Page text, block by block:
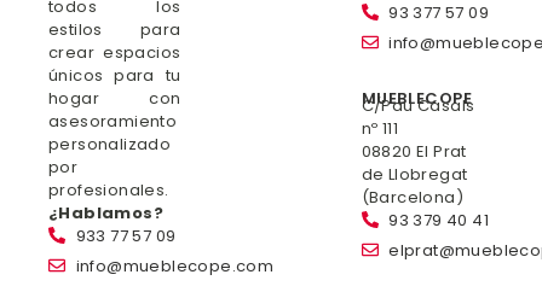
todos los
estilos para
crear espacios
únicos para tu
hogar con
asesoramiento
personalizado
por
profesionales.
¿Hablamos?
933 77 57 09
info@mueblecope.com
93 377 57 09
MUEBLECOPE
C/Pau Casals
nº 111
08820 El Prat
de Llobregat
(Barcelona)
93 379 40 41